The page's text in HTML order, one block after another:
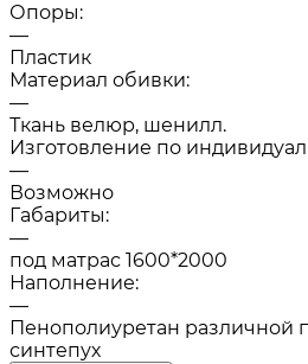
Опоры:
—
Пластик
Материал обивки:
—
Ткань велюр, шенилл.
Изготовление по
—
Возможно
Габариты:
—
под матрас 1600*2000
Наполнение:
—
Пенополиуретан различной
синтепух